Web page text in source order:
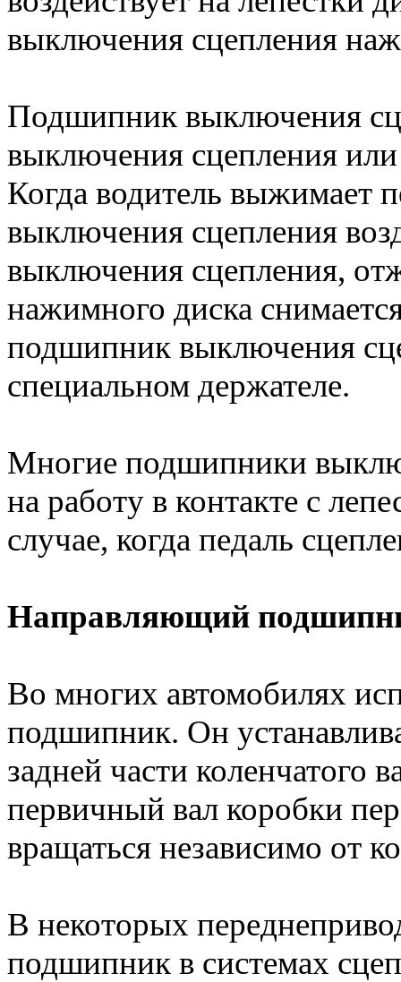
выключения сцепления
Подшипник выключения
выключения сцепления
Когда водитель выжимает
выключения сцепления
выключения сцепления,
нажимного диска
подшипник выключения
специальном держателе.
Многие подшипники
на работу в контакте с
случае, когда педаль
Направляющий
Во многих автомобилях
подшипник. Он
задней части коленчатого
первичный вал коробки
вращаться независимо от
В некоторых
подшипник в системах